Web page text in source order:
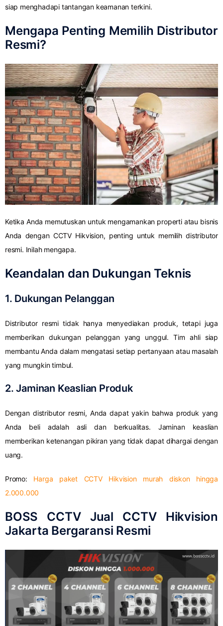
siap menghadapi tantangan keamanan terkini.
Mengapa Penting Memilih Distributor
Resmi?
Ketika Anda memutuskan untuk mengamankan properti atau bisnis
Anda dengan CCTV Hikvision, penting untuk memilih distributor
resmi. Inilah mengapa.
Keandalan dan Dukungan Teknis
1. Dukungan Pelanggan
Distributor resmi tidak hanya menyediakan produk, tetapi juga
memberikan dukungan pelanggan yang unggul. Tim ahli siap
membantu Anda dalam mengatasi setiap pertanyaan atau masalah
yang mungkin timbul.
2. Jaminan Keaslian Produk
Dengan distributor resmi, Anda dapat yakin bahwa produk yang
Anda beli adalah asli dan berkualitas. Jaminan keaslian
memberikan ketenangan pikiran yang tidak dapat dihargai dengan
uang.
Promo: Harga paket CCTV Hikvision murah diskon hingga
2.000.000
BOSS CCTV Jual CCTV Hikvision
Jakarta Bergaransi Resmi